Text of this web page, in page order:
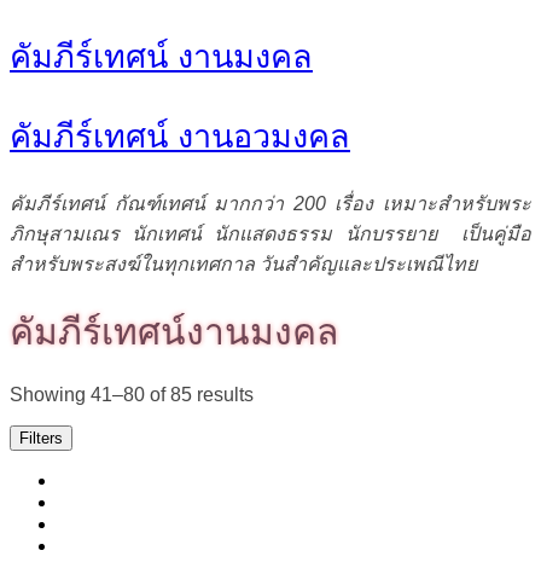
คัมภีร์เทศน์ งานมงคล
คัมภีร์เทศน์ งานอวมงคล
คัมภีร์เทศน์ กัณฑ์เทศน์ มากกว่า 200 เรื่อง เหมาะสำหรับพระ
ภิกษุสามเณร นักเทศน์ นักแสดงธรรม นักบรรยาย เป็นคู่มือ
สำหรับพระสงฆ์ในทุกเทศกาล วันสำคัญและประเพณีไทย
คัมภีร์เทศน์งานมงคล
Showing 41–80 of 85 resultsSorted
Filters